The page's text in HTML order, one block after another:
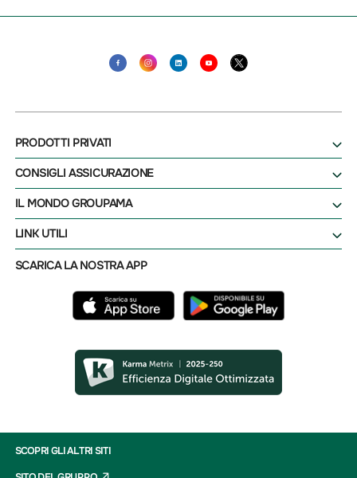
PRODOTTI PRIVATI
CONSIGLI ASSICURAZIONE
IL MONDO GROUPAMA
LINK UTILI
SCARICA LA NOSTRA APP
SCOPRI GLI ALTRI SITI